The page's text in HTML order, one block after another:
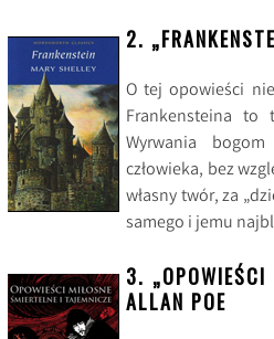
2.
O tej opowieści
Frankensteina to
Wyrwania
człowieka, bez
własny twór, za
samego i jemu
3. „OPOWIEŚCI
ALLAN POE